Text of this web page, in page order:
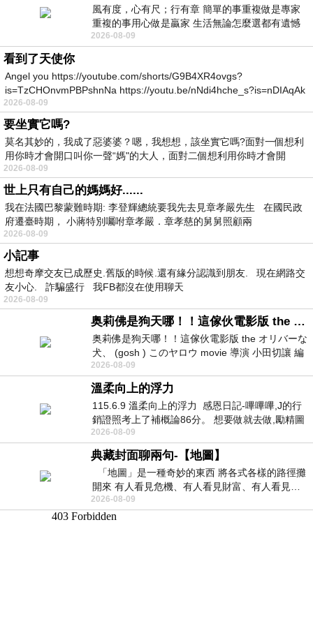
風有度，心有尺；行有章 簡單的事重複做是專家
重複的事用心做是贏家 生活無論怎麼選都有遺憾
所以開心就好 生活不會辜負認真
2026-08-09
看到了天使你
Angel you https://youtube.com/shorts/G9B4XR4ovgs?
is=TzCHOnvmPBPshnNa https://youtu.be/nNdi4hche_s?is=nDIAqAk
2026-08-09
要坐實它嗎?
莫名其妙的，我成了惡婆婆？嗯，我想想，該坐實它嗎?面對一個想利
用你時才會開口叫你一聲“媽"的大人，面對二個想利用你時才會開
2026-08-09
世上只有自己的媽媽好......
我在法國巴黎蒙難時期: 李登輝總統要我先去見章孝嚴先生 在國民政
府遷臺時期， 小蔣特別囑咐章孝嚴．章孝慈的舅舅照顧兩
2026-08-09
小記事
想想奇摩交友已成歷史.舊版的時候.還有緣分認識到朋友. 現在網路交
友小心. 詐騙盛行 我FB都沒在使用聊天
2026-08-09
奥莉佛是狗天哪！！這傢伙電影版 the オリバーな犬、 (gosh ) このヤロウ movie
奥莉佛是狗天哪！！這傢伙電影版 the オリバーな
犬、 (gosh ) このヤロウ movie 導演 小田切讓 編
劇: 小田切讓 主演: 小田切讓
2026-08-09
溫柔向上的浮力
115.6.9 溫柔向上的浮力 感恩日記-嗶嗶嗶,J的行
銷證照考上了補概論86分。 想要做就去做,勵精圖
治大成功,也是表法,堅持和努力
2026-08-09
典藏封面聊兩句-【地圖】
「地圖」是一種奇妙的東西 將各式各樣的路徑攤
開來 有人看見危機、有人看見財富、有人看見…
從中可以發掘出不同的
2026-08-09